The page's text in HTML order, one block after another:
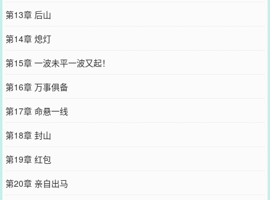
第13章 后山
第14章 熄灯
第15章 一波未平一波又起！
第16章 万事俱备
第17章 命悬一线
第18章 封山
第19章 红包
第20章 亲自出马